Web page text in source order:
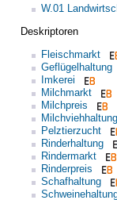
W.01
Deskriptoren
Fleischmarkt
Geflügelhaltung
Imkerei
Milchmarkt
Milchpreis
Milchviehhaltung
Pelztierzucht
Rinderhaltung
Rindermarkt
Rinderpreis
Schafhaltung